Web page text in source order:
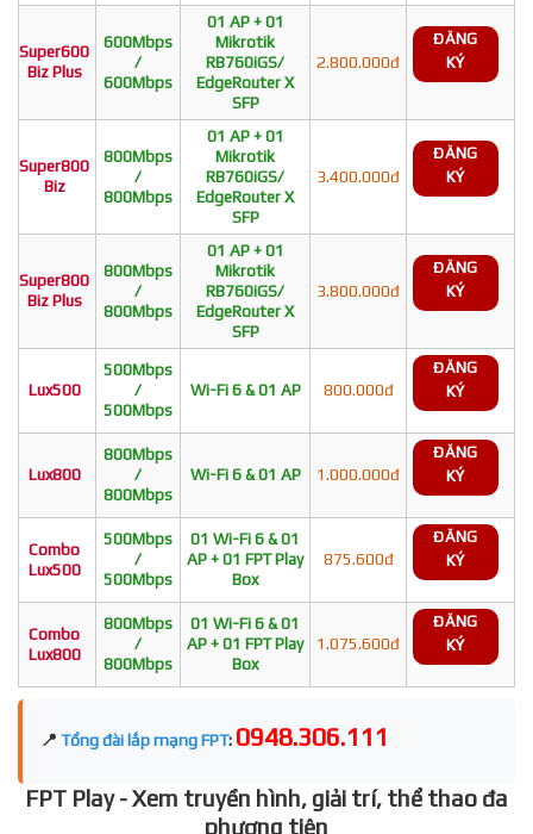
Super600
Biz Plus
600Mbps
/
600Mbps
01 AP + 01
Mikrotik
RB760iGS/
EdgeRouter X
SFP
2.800.000đ
ĐĂNG
KÝ
Super800
Biz
800Mbps
/
800Mbps
01 AP + 01
Mikrotik
RB760iGS/
EdgeRouter X
SFP
3.400.000đ
ĐĂNG
KÝ
Super800
Biz Plus
800Mbps
/
800Mbps
01 AP + 01
Mikrotik
RB760iGS/
EdgeRouter X
SFP
3.800.000đ
ĐĂNG
KÝ
Lux500
500Mbps
/
500Mbps
Wi-Fi 6 & 01 AP 800.000đ
ĐĂNG
KÝ
Lux800
800Mbps
/
800Mbps
Wi-Fi 6 & 01 AP 1.000.000đ
ĐĂNG
KÝ
Combo
Lux500
500Mbps
/
500Mbps
01 Wi-Fi 6 & 01
AP + 01 FPT Play
Box
875.600đ
ĐĂNG
KÝ
Combo
Lux800
800Mbps
/
800Mbps
01 Wi-Fi 6 & 01
AP + 01 FPT Play
Box
1.075.600đ
ĐĂNG
KÝ
📍 Tổng đài lắp mạng FPT: 0948.306.111
FPT Play - Xem truyền hình, giải trí, thể thao đa
phương tiện